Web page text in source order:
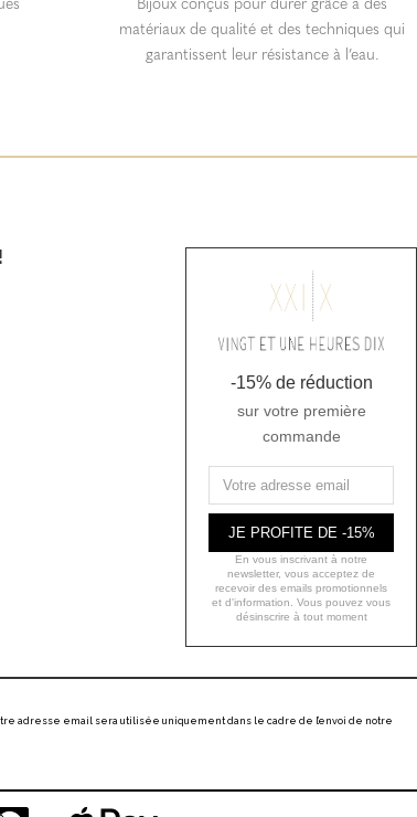
matériaux de qualité et des techniques qui
garantissent leur résistance à l’eau.
-15% de réduction
sur votre première
commande
JE PROFITE DE -15%
En vous inscrivant à notre
newsletter, vous acceptez de
recevoir des emails promotionnels
et d'information. Vous pouvez vous
désinscrire à tout moment
adresse email sera utilisée uniquement dans le cadre de l’envoi de notre